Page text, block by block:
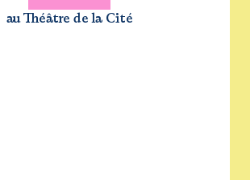
au Théâtre de la Cité